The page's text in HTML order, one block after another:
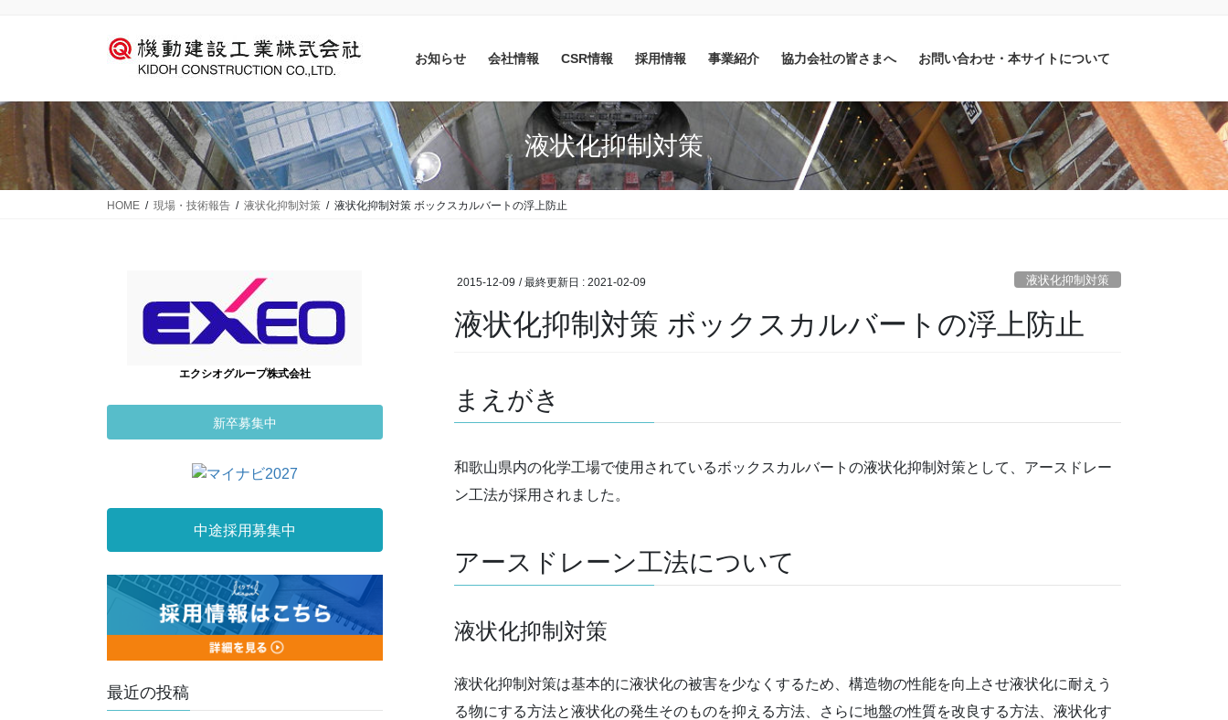
動
に
移
お知らせ 会社情報 CSR情報 採用情報 事業紹介 協力会社の皆さまへ お問い合わせ・本サイトについて
液状化抑制対策
HOME 現場・技術報告 液状化抑制対策 液状化抑制対策 ボックスカルバートの浮上防止
2015-12-09 / 最終更新日 : 2021-02-09 液状化抑制対策
液状化抑制対策 ボックスカルバートの浮上防止
まえがき
和歌山県内の化学工場で使用されているボックスカルバートの液状化抑制対策として、アースドレー
ン工法が採用されました。
アースドレーン工法について
液状化抑制対策
液状化抑制対策は基本的に液状化の被害を少なくするため、構造物の性能を向上させ液状化に耐えう
る物にする方法と液状化の発生そのものを抑える方法、さらに地盤の性質を改良する方法、液状化す
エクシオグループ株式会社
新卒募集中
中途採用募集中
最近の投稿